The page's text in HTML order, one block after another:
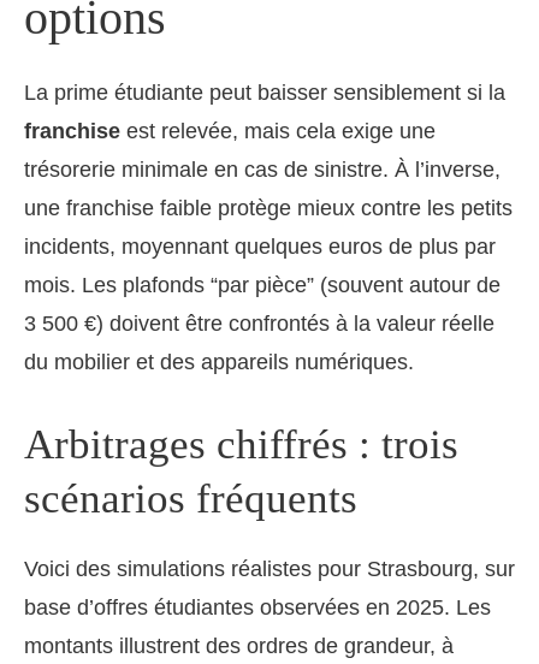
options
La prime étudiante peut baisser sensiblement si la
franchise est relevée, mais cela exige une
trésorerie minimale en cas de sinistre. À l’inverse,
une franchise faible protège mieux contre les petits
incidents, moyennant quelques euros de plus par
mois. Les plafonds “par pièce” (souvent autour de
3 500 €) doivent être confrontés à la valeur réelle
du mobilier et des appareils numériques.
Arbitrages chiffrés : trois
scénarios fréquents
Voici des simulations réalistes pour Strasbourg, sur
base d’offres étudiantes observées en 2025. Les
montants illustrent des ordres de grandeur, à